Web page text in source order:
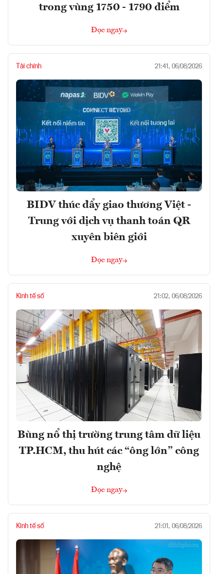
trong vùng 1750 - 1790 điểm
Đọc ngay
Tài chính 21:41, 06/08/2026
BIDV thúc đẩy giao thương Việt -
Trung với dịch vụ thanh toán QR
xuyên biên giới
Đọc ngay
Kinh tế số 21:02, 06/08/2026
Bùng nổ thị trường trung tâm dữ liệu
TP.HCM, thu hút các “ông lớn” công
nghệ
Đọc ngay
Kinh tế số 21:01, 06/08/2026